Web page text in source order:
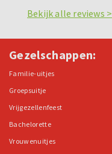
Bekijk alle reviews >
Gezelschappen:
Familie-uitjes
Groepsuitje
Vrijgezellenfeest
Bachelorette
Vrouwenuitjes